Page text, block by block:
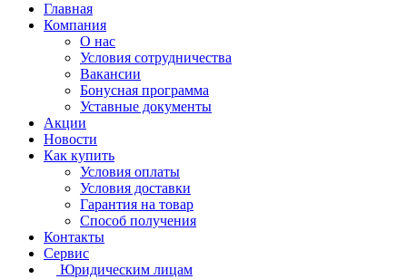
Главная
Компания
О нас
Условия сотрудничества
Вакансии
Бонусная программа
Уставные документы
Акции
Новости
Как купить
Условия оплаты
Условия доставки
Гарантия на товар
Способ получения
Контакты
Сервис
Юридическим лицам